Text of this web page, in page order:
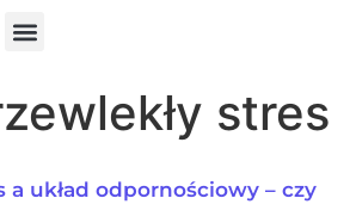
stres
a układ odpornościowy – czy